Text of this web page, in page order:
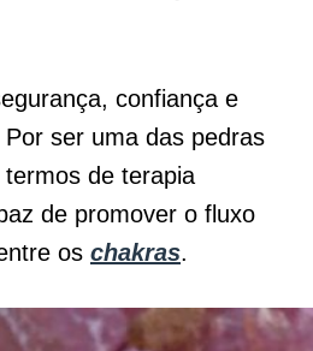
confiança e
ser uma das pedras
de terapia
de promover o fluxo
os chakras.